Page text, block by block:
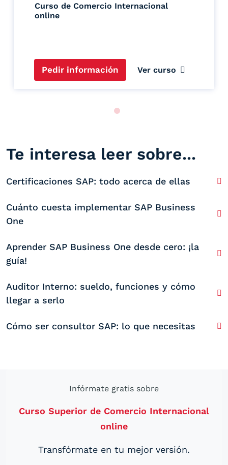
Curso de Comercio Internacional
online
Pedir información Ver curso
Te interesa leer sobre...
Certificaciones SAP: todo acerca de ellas
Cuánto cuesta implementar SAP Business
One
Aprender SAP Business One desde cero: ¡la
guía!
Auditor Interno: sueldo, funciones y cómo
llegar a serlo
Cómo ser consultor SAP: lo que necesitas
Infórmate gratis sobre
Curso Superior de Comercio Internacional
online
Transfórmate en tu mejor versión.